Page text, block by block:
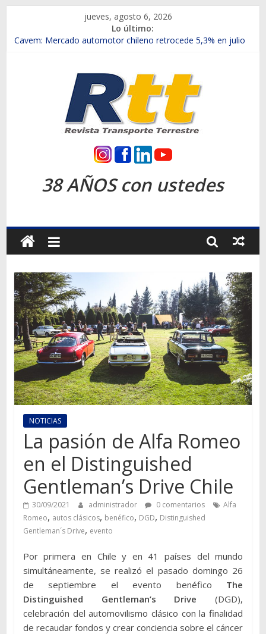
contenido
jueves, agosto 6, 2026
Lo último:
Chile es el primer mercado internacional en lanzar la nueva
Salfa suma vehículos electrificados de Chevrolet en el Biobío
Samex amplía su red con nuevas sucursales en Rancagua y
SINOTRUK Pick-ups presentó la recién estrenada Bolden en
la Expo Compras Públicas 2026
Revista
Transporte
Terrestre
Autos,
camiones,
motos,
información
del
mundo
del
transporte
38 AÑOS con ustedes
NOTICIAS
La pasión de Alfa Romeo
en el Distinguished
Gentleman’s Drive Chile
30/09/2021 administrador 0 comentarios
Alfa
Romeo, autos clásicos, benéfico, DGD, Distinguished
Gentleman´s Drive, evento
Por primera en Chile y en 41 países del mundo
simultáneamente, se realizó el pasado domingo 26
de septiembre el evento benéfico The
Distinguished Gentleman’s Drive(DGD),
celebración del automovilismo clásico con la finalidad
de recaudar fondos y crear conciencia sobre el cáncer